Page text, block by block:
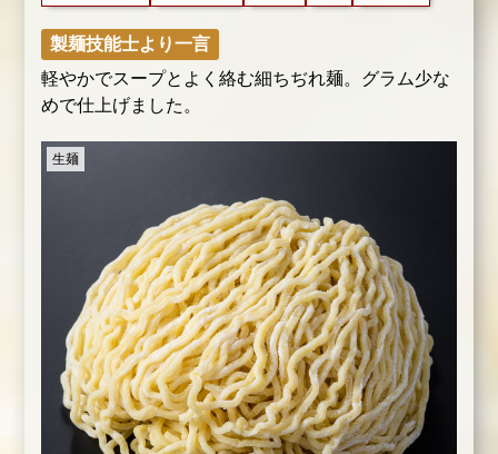
製麺技能士より一言
軽やかでスープとよく絡む細ちぢれ麺。グラム少な
めで仕上げました。
生麺